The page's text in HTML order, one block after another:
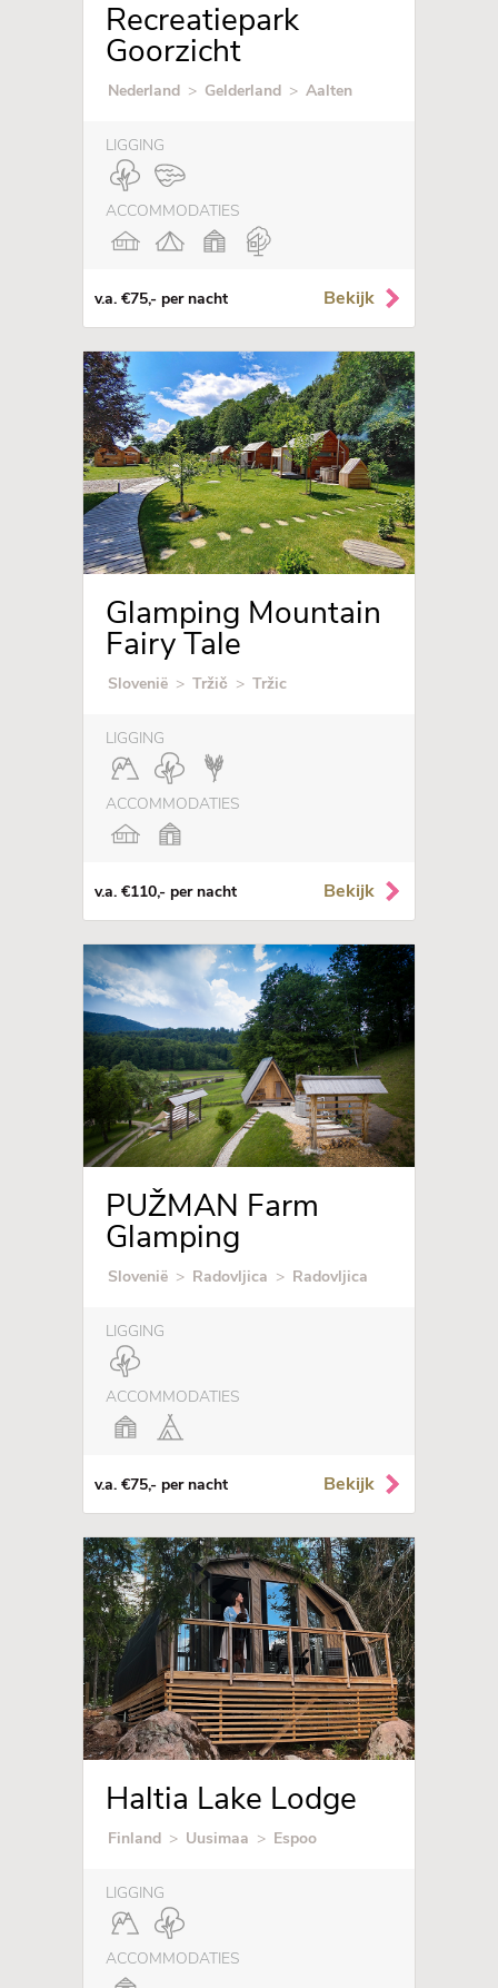
Recreatiepark
Goorzicht
Nederland > Gelderland > Aalten
LIGGING
ACCOMMODATIES
v.a. €75,- per nacht Bekijk
Glamping Mountain
Fairy Tale
Slovenië > Tržič > Tržic
LIGGING
ACCOMMODATIES
v.a. €110,- per nacht Bekijk
PUŽMAN Farm
Glamping
Slovenië > Radovljica > Radovljica
LIGGING
ACCOMMODATIES
v.a. €75,- per nacht Bekijk
Haltia Lake Lodge
Finland > Uusimaa > Espoo
LIGGING
ACCOMMODATIES